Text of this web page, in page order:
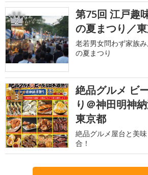
2
第75回 江戸趣
の夏まつり／
老若男女問わず家族
の夏まつり
3
絶品グルメ ビ
り＠神田明神
東京都
絶品グルメ屋台と美
合！